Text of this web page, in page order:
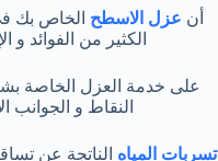
أن عزل الاسطح الخاص بك
الكثير من الفوائد و
على خدمة العزل الخاصة
النقاط و الجوانب
تسربات المياه الناتجة عن